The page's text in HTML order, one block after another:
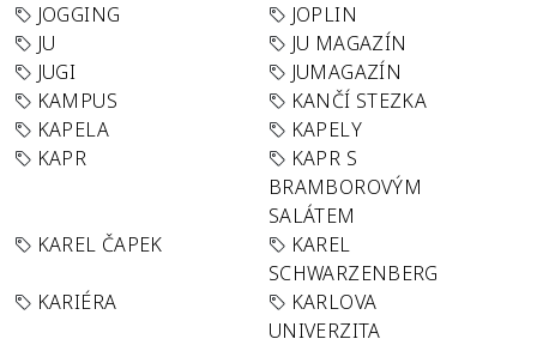
JOGGING
JOPLIN
JU
JU MAGAZÍN
JUGI
JUMAGAZÍN
KAMPUS
KANČÍ STEZKA
KAPELA
KAPELY
KAPR
KAPR S
BRAMBOROVÝM
SALÁTEM
KAREL ČAPEK
KAREL
SCHWARZENBERG
KARIÉRA
KARLOVA
UNIVERZITA